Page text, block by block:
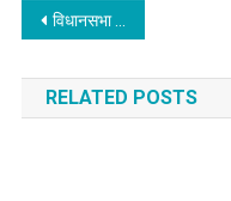
Post
navigation
विधानसभा चुनाव:- गणेश गोदियाल ने ली कांग्रेस को मिली हार की जिम्मेदारी, पद छोड़ने को भी है तैयार।
RELATED POSTS